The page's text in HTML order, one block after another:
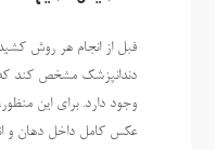
قبل از انجام هر روش
دندانپزشک مشخص کند که
وجود دارد. برای این
عکس کامل داخل دهان و